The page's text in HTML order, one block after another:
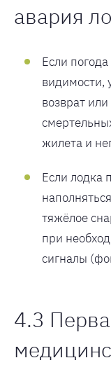
авария
Если
видимости,
возврат
жилета и
Если лодка
тяжёлое
при
сигналы
4.3